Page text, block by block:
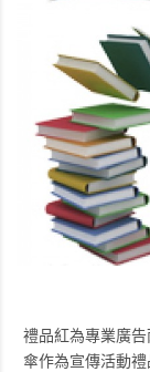
禮品紅為專業廣
傘作為宣傳活動